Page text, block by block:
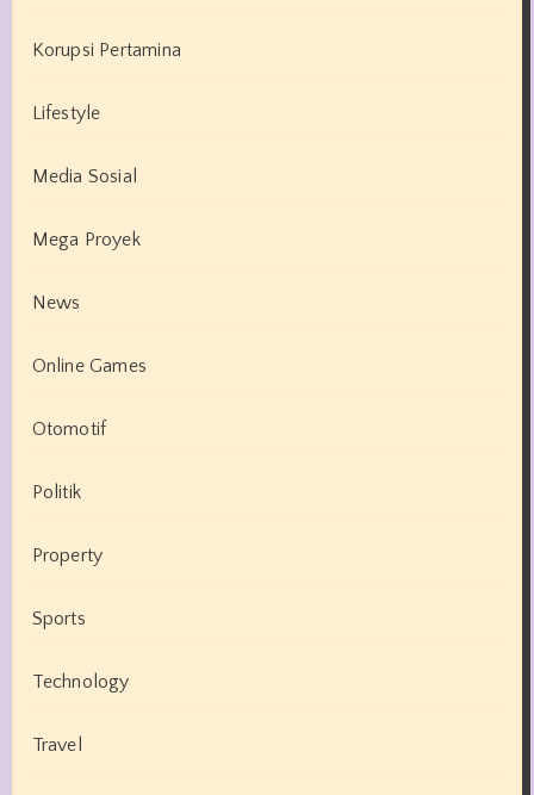
Korupsi Pertamina
Lifestyle
Media Sosial
Mega Proyek
News
Online Games
Otomotif
Politik
Property
Sports
Technology
Travel